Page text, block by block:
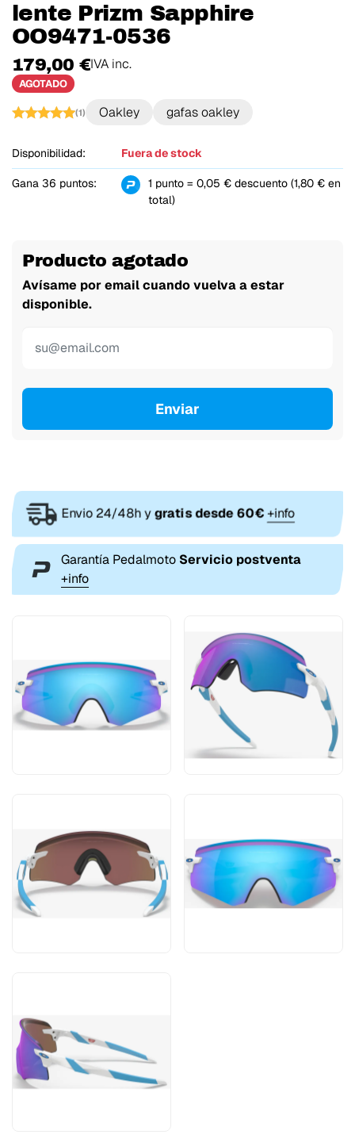
lente Prizm Sapphire
OO9471-0536
179,00 €IVA inc.
AGOTADO
(1) Oakley gafas oakley
Disponibilidad: Fuera de stock
Gana 36 puntos:
1 punto = 0,05 € descuento (1,80 € en
total)
Producto agotado
Avísame por email cuando vuelva a estar
disponible.
Enviar
Envio 24/48h ygratis desde 60€+info
Garantía Pedalmoto Servicio postventa
+info